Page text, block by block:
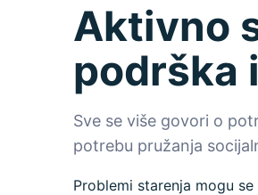
Aktivno
podrška
Sve se više govori o
potrebu pružanja
Problemi starenja mogu